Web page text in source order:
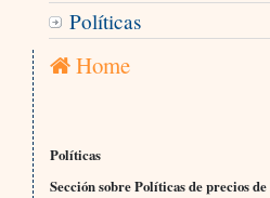
Políticas
Home
Políticas
Sección sobre Políticas de precios